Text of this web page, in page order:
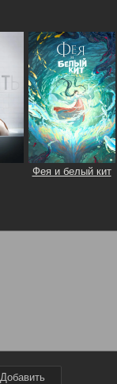
Фея и белый кит
Добавить